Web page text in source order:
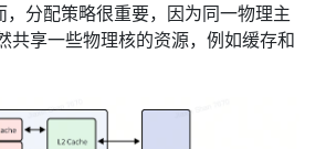
，分配策略很重要，因为同一物理主
共享一些物理核的资源，例如缓存和